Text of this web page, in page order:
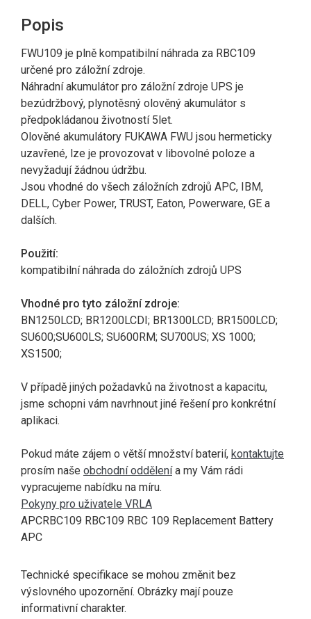
Popis
FWU109 je plně kompatibilní náhrada za RBC109
určené pro záložní zdroje.
Náhradní akumulátor pro záložní zdroje UPS je
bezúdržbový, plynotěsný olověný akumulátor s
předpokládanou životností 5let.
Olověné akumulátory FUKAWA FWU jsou hermeticky
uzavřené, lze je provozovat v libovolné poloze a
nevyžadují žádnou údržbu.
Jsou vhodné do všech záložních zdrojů APC, IBM,
DELL, Cyber Power, TRUST, Eaton, Powerware, GE a
dalších.
Použití:
kompatibilní náhrada do záložních zdrojů UPS
Vhodné pro tyto záložní zdroje:
BN1250LCD; BR1200LCDI; BR1300LCD; BR1500LCD;
SU600;SU600LS; SU600RM; SU700US; XS 1000;
XS1500;
V případě jiných požadavků na životnost a kapacitu,
jsme schopni vám navrhnout jiné řešení pro konkrétní
aplikaci.
Pokud máte zájem o větší množství baterií, kontaktujte
prosím naše obchodní oddělenía my Vám rádi
vypracujeme nabídku na míru.
Pokyny pro uživatele VRLA
APCRBC109 RBC109 RBC 109 Replacement Battery
APC
Technické specifikace se mohou změnit bez
výslovného upozornění. Obrázky mají pouze
informativní charakter.